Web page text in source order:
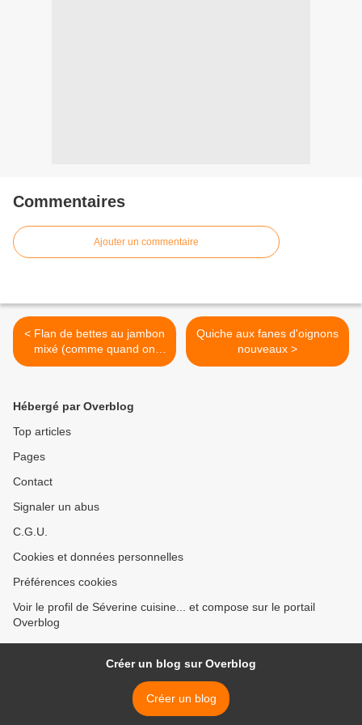
Commentaires
Ajouter un commentaire
< Flan de bettes au jambon
mixé (comme quand on
était petit)
Quiche aux fanes d'oignons
nouveaux >
Hébergé par Overblog
Top articles
Pages
Contact
Signaler un abus
C.G.U.
Cookies et données personnelles
Préférences cookies
Voir le profil de Séverine cuisine... et compose sur le portail
Overblog
Créer un blog sur Overblog
Créer un blog